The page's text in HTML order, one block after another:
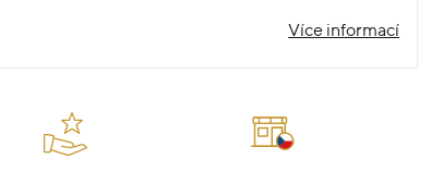
Více informací